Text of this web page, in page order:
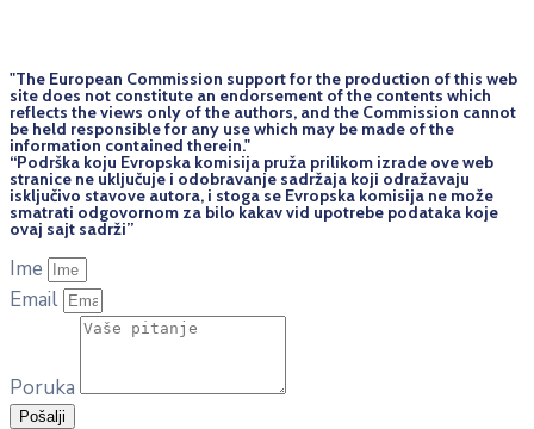
"The European Commission support for the production of this web
site does not constitute an endorsement of the contents which
reflects the views only of the authors, and the Commission cannot
be held responsi­ble for any use which may be made of the
information contained therein."
“Podrška koju Evropska komisija pruža prilikom izrade ove web
stranice ne uključuje i odobravanje sadržaja koji odražavaju
isključivo stavove autora, i stoga se Evropska komisija ne može
smatrati odgovornom za bilo kakav vid upotrebe podataka koje
ovaj sajt sadrži”
Ime
Email
Poruka
Pošalji